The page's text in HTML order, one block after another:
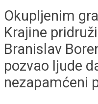
Okupljenim
Krajine
Branislav
pozvao ljude
nezapamćeni